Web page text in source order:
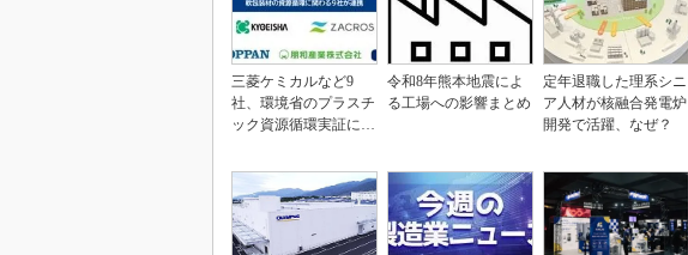
三菱ケミカルなど9
社、環境省のプラスチ
ック資源循環実証に参
令和8年熊本地震によ
る工場への影響まとめ
定年退職した理系シニ
ア人材が核融合発電炉
開発で活躍、なぜ？